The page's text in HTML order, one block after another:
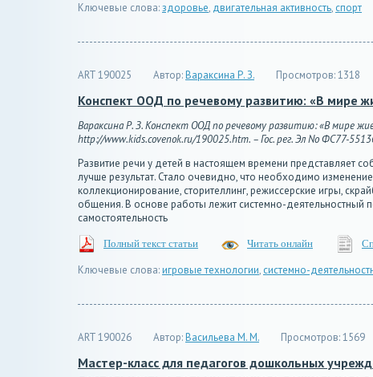
Ключевые слова:здоровье, двигательная активность, спорт
ART 190025 Автор:Вараксина Р. З. Просмотров:1318
Конспект ООД по речевому развитию: «В мире
Вараксина Р. З. Конспект ООД по речевому развитию: «В мире
http://www.kids.covenok.ru/190025.htm. – Гос. рег. Эл No ФС77-
Развитие речи у детей в настоящем времени представляет
лучше результат. Стало очевидно, что необходимо
коллекционирование, сторителлинг, режиссерские игры,
общения. В основе работы лежит системно-деятельностный
самостоятельность
Полный текст статьи Читать онлайн
Ключевые слова:игровые технологии, системно-
ART 190026 Автор:Васильева М. М. Просмотров:1569
Мастер-класс для педагогов дошкольных